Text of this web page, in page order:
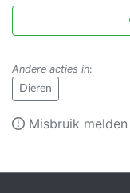
Andere acties in:
Dieren
Misbruik melden